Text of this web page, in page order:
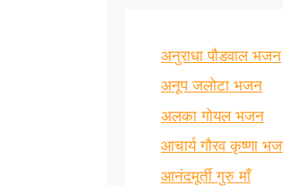
अनुराधा पौडवाल भजन
अनूप जलोटा भजन
अलका गोयल भजन
आचार्य गौरव कृष्णा
आनंदमूर्ती गुरु माँ